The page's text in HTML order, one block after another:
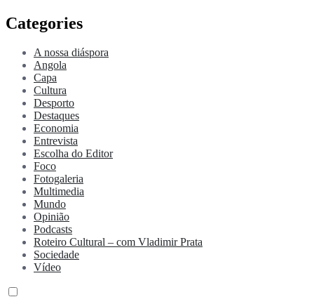
Categories
A nossa diáspora
Angola
Capa
Cultura
Desporto
Destaques
Economia
Entrevista
Escolha do Editor
Foco
Fotogaleria
Multimedia
Mundo
Opinião
Podcasts
Roteiro Cultural – com Vladimir Prata
Sociedade
Vídeo